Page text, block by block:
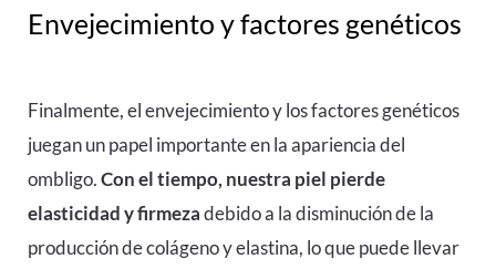
Envejecimiento y factores genéticos
Finalmente, el envejecimiento y los factores genéticos
juegan un papel importante en la apariencia del
ombligo.Con el tiempo, nuestra piel pierde
elasticidad y firmezadebido a la disminución de la
producción de colágeno y elastina, lo que puede llevar